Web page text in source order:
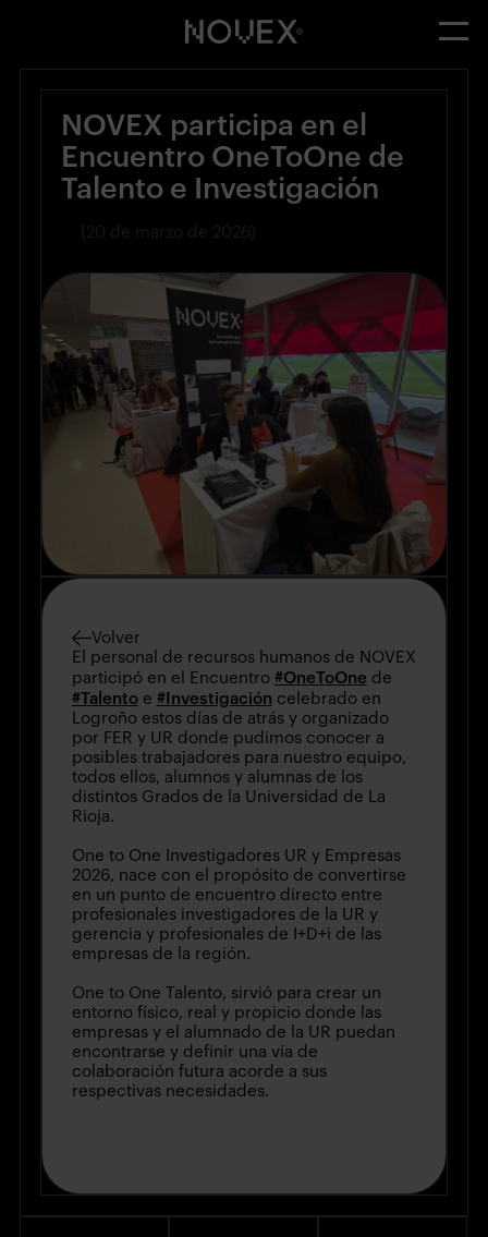
NOVEX participa en el
Encuentro OneToOne de
Talento e Investigación
Volver
El personal de recursos humanos de NOVEX
participó en el Encuentro #OneToOne de
#Talentoe #Investigación celebrado en
Logroño estos días de atrás y organizado
por FER y UR donde pudimos conocer a
posibles trabajadores para nuestro equipo,
todos ellos, alumnos y alumnas de los
distintos Grados de la Universidad de La
Rioja.
One to One Investigadores UR y Empresas
2026, nace con el propósito de convertirse
en un punto de encuentro directo entre
profesionales investigadores de la UR y
gerencia y profesionales de I+D+i de las
empresas de la región.
One to One Talento, sirvió para crear un
entorno físico, real y propicio donde las
empresas y el alumnado de la UR puedan
encontrarse y definir una vía de
colaboración futura acorde a sus
respectivas necesidades.